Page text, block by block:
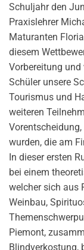
Schuljahr den
Praxislehrer
Maturanten
diesem
Vorbereitung
Schüler unsere
Tourismus und
weiteren
wurden, die am
In dieser ersten
bei einem
welcher sich aus
Weinbau,
Piemont,
Blindverkostung,